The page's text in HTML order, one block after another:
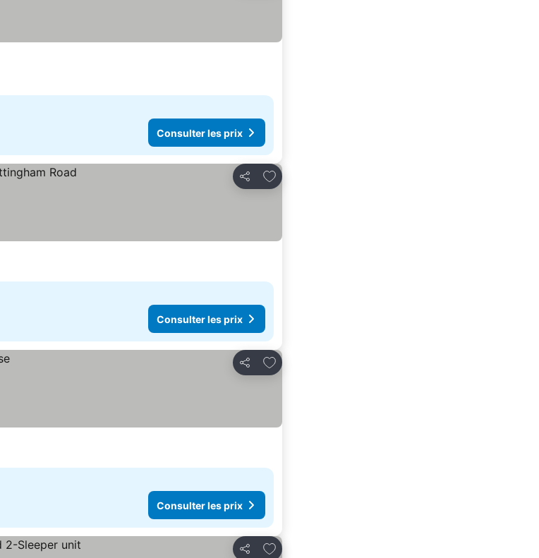
Consulter les prix
Partager
Ajouter à mes favoris
Consulter les prix
Partager
Ajouter à mes favoris
Consulter les prix
Partager
Ajouter à mes favoris